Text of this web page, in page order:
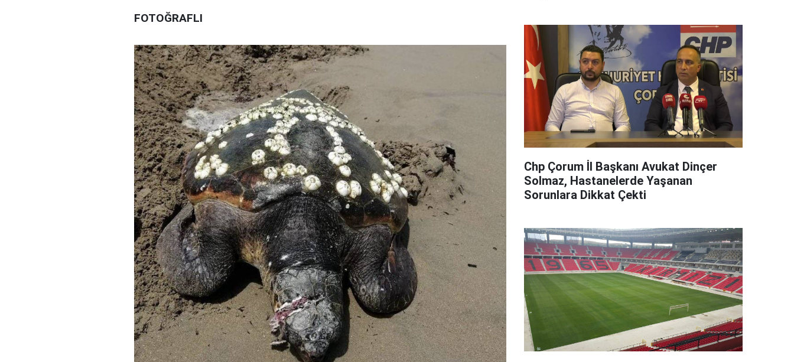
FOTOĞRAFLI
Chp Çorum İl Başkanı Avukat Dinçer
Solmaz, Hastanelerde Yaşanan
Sorunlara Dikkat Çekti